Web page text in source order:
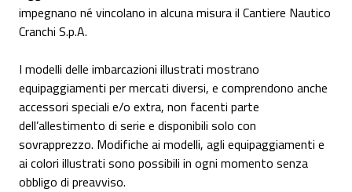
impegnano né vincolano in alcuna misura il Cantiere Nautico
Cranchi S.p.A.
I modelli delle imbarcazioni illustrati mostrano
equipaggiamenti per mercati diversi, e comprendono anche
accessori speciali e/o extra, non facenti parte
dell’allestimento di serie e disponibili solo con
sovrapprezzo. Modifiche ai modelli, agli equipaggiamenti e
ai colori illustrati sono possibili in ogni momento senza
obbligo di preavviso.